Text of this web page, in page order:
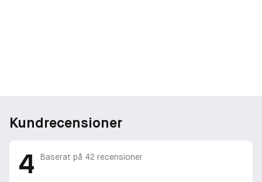
Kundrecensioner
4 Baserat på 42 recensioner